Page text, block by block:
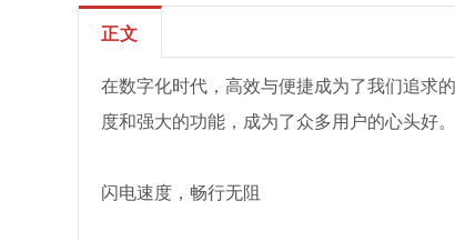
正文
在数字化时代，高效与便捷成为了我们追求
度和强大的功能，成为了众多用户的心头好。
闪电速度，畅行无阻